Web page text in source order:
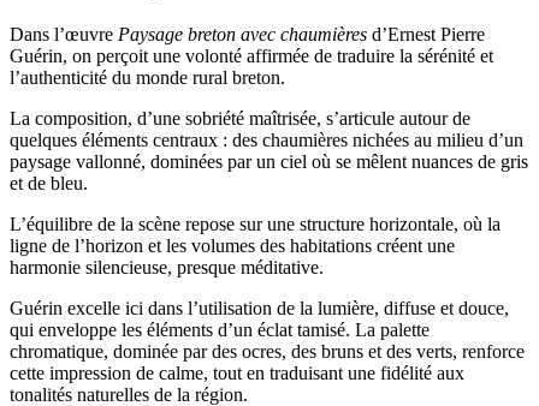
Dans l’œuvre Paysage breton avec chaumières d’Ernest Pierre
Guérin, on perçoit une volonté affirmée de traduire la sérénité et
l’authenticité du monde rural breton.
La composition, d’une sobriété maîtrisée, s’articule autour de
quelques éléments centraux : des chaumières nichées au milieu d’un
paysage vallonné, dominées par un ciel où se mêlent nuances de gris
et de bleu.
L’équilibre de la scène repose sur une structure horizontale, où la
ligne de l’horizon et les volumes des habitations créent une
harmonie silencieuse, presque méditative.
Guérin excelle ici dans l’utilisation de la lumière, diffuse et douce,
qui enveloppe les éléments d’un éclat tamisé. La palette
chromatique, dominée par des ocres, des bruns et des verts, renforce
cette impression de calme, tout en traduisant une fidélité aux
tonalités naturelles de la région.